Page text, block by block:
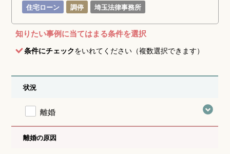
住宅ローン 調停 埼玉法律事務所
知りたい事例に当てはまる条件を選択
条件にチェックをいれてください（複数選択できます）
状況
離婚
離婚の原因